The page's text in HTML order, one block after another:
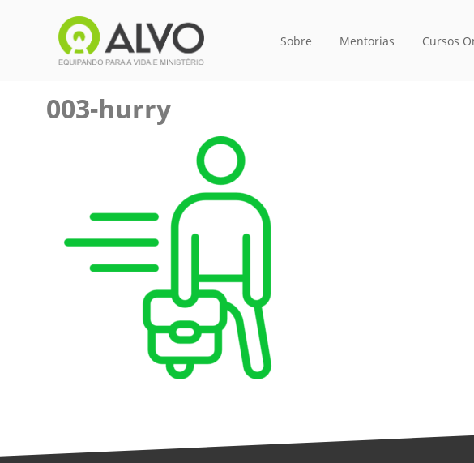
Sobre Mentorias Cursos
003-hurry